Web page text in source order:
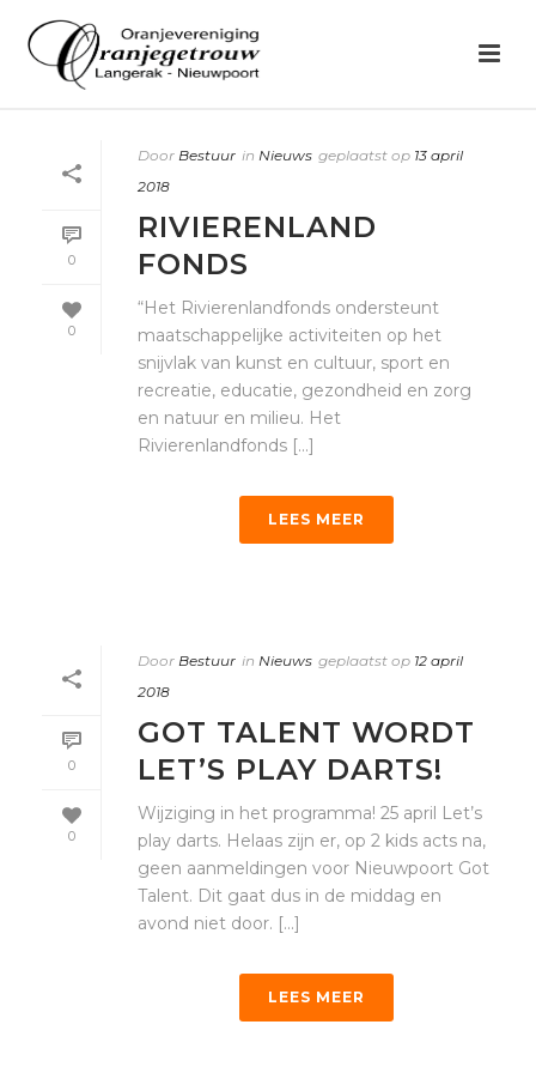
0
0
Door Bestuur in Nieuws geplaatst op 13 april
2018
RIVIERENLAND
FONDS
“Het Rivierenlandfonds ondersteunt
maatschappelijke activiteiten op het
snijvlak van kunst en cultuur, sport en
recreatie, educatie, gezondheid en zorg
en natuur en milieu. Het
Rivierenlandfonds [...]
LEES MEER
0
0
Door Bestuur in Nieuws geplaatst op 12 april
2018
GOT TALENT WORDT
LET’S PLAY DARTS!
Wijziging in het programma! 25 april Let’s
play darts. Helaas zijn er, op 2 kids acts na,
geen aanmeldingen voor Nieuwpoort Got
Talent. Dit gaat dus in de middag en
avond niet door. [...]
LEES MEER